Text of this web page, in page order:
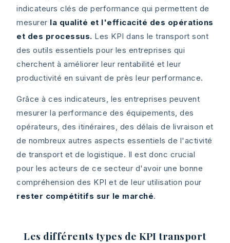
indicateurs clés de performance qui permettent de
mesurer la qualité et l'efficacité des opérations
et des processus. Les KPI dans le transport sont
des outils essentiels pour les entreprises qui
cherchent à améliorer leur rentabilité et leur
productivité en suivant de près leur performance.
Grâce à ces indicateurs, les entreprises peuvent
mesurer la performance des équipements, des
opérateurs, des itinéraires, des délais de livraison et
de nombreux autres aspects essentiels de l'activité
de transport et de logistique. Il est donc crucial
pour les acteurs de ce secteur d'avoir une bonne
compréhension des KPI et de leur utilisation pour
rester compétitifs sur le marché.
Les différents types de KPI transport